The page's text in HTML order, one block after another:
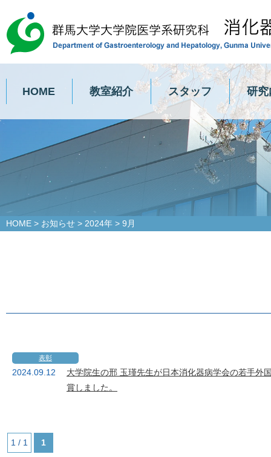
HOME 教室紹介 スタッフ 研究
HOME > お知らせ > 2024年 > 9月
表彰
2024.09.12
大学院生の邢 玉瑾先生が日本消化器病学会の若手外
賞しました。
1 / 1 1